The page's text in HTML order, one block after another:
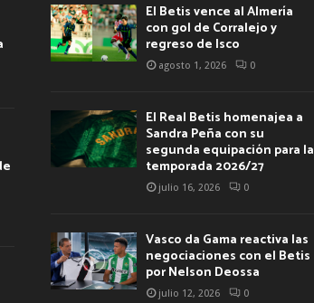
El Betis vence al Almería
con gol de Corralejo y
regreso de Isco
agosto 1, 2026 0
El Real Betis homenajea a
Sandra Peña con su
segunda equipación para la
temporada 2026/27
julio 16, 2026 0
Vasco da Gama reactiva las
negociaciones con el Betis
por Nelson Deossa
julio 12, 2026 0